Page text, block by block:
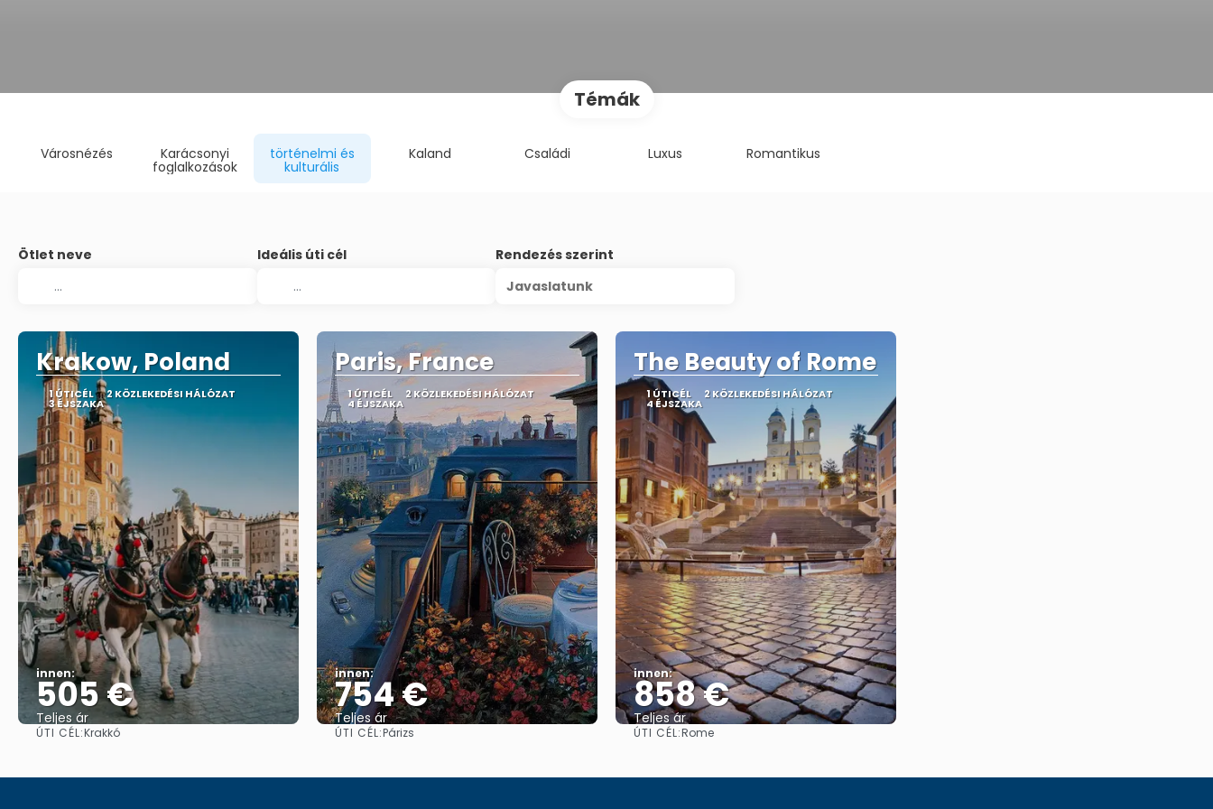
Témák
Városnézés Karácsonyi
foglalkozások
történelmi és
kulturális
Kaland Családi Luxus Romantikus
Ötlet neve Ideális úti cél
Rendezés szerint
Javaslatunk
Krakow, Poland
1 ÚTICÉL 2 KÖZLEKEDÉSI HÁLÓZAT
3 ÉJSZAKA
innen:
505 €
Teljes ár
ÚTI CÉL:Krakkó
Paris, France
1 ÚTICÉL 2 KÖZLEKEDÉSI HÁLÓZAT
4 ÉJSZAKA
innen:
754 €
Teljes ár
ÚTI CÉL:Párizs
The Beauty of Rome
1 ÚTICÉL 2 KÖZLEKEDÉSI HÁLÓZAT
4 ÉJSZAKA
innen:
858 €
Teljes ár
ÚTI CÉL:Rome